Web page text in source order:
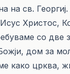
на св.
Христос,
со
дом за
како црква,